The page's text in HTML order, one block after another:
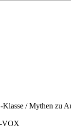
/ Mythen zu
VOX